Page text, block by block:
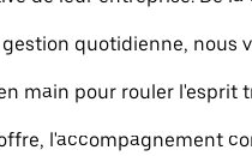
quotidienne, nous
main pour rouler l'esprit
l'accompagnement